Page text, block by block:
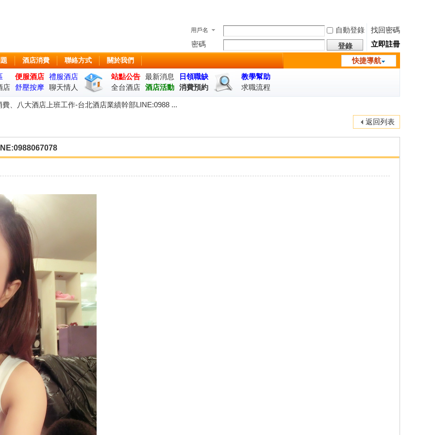
用戶名 自動登錄
找回密碼
密碼
登錄
立即註冊
快捷導航
酒店消費 聯絡方式 關於我們
便服酒店 禮服酒店
店 舒壓按摩 聊天情人
座
站點公告 最新消息
日領職缺
全台酒店 酒店活動 消費預約
教學幫助
求職流程
費、八大酒店上班工作-台北酒店業績幹部LINE:0988 ...
返回列表